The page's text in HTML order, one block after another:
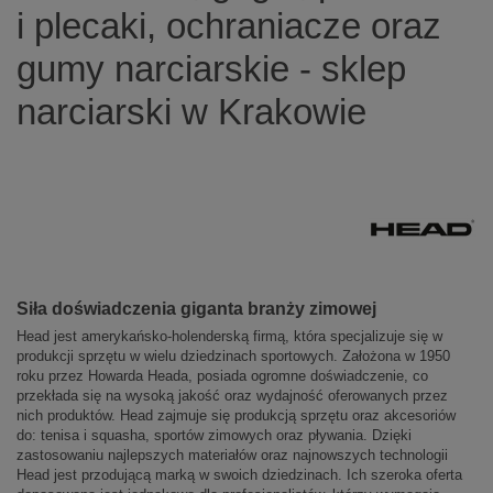
i plecaki, ochraniacze oraz
gumy narciarskie - sklep
narciarski w Krakowie
Siła doświadczenia giganta branży zimowej
Head jest amerykańsko-holenderską firmą, która specjalizuje się w
produkcji sprzętu w wielu dziedzinach sportowych. Założona w 1950
roku przez Howarda Heada, posiada ogromne doświadczenie, co
przekłada się na wysoką jakość oraz wydajność oferowanych przez
nich produktów. Head zajmuje się produkcją sprzętu oraz akcesoriów
do: tenisa i squasha, sportów zimowych oraz pływania. Dzięki
zastosowaniu najlepszych materiałów oraz najnowszych technologii
Head jest przodującą marką w swoich dziedzinach. Ich szeroka oferta